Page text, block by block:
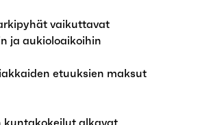
vaikuttavat
ja aukioloaikoihin
etuuksien maksut
kuntakokeilut alkavat